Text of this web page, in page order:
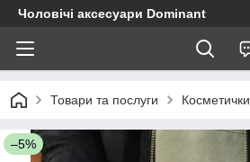
Чоловічі аксесуари Dominant
Товари та послуги Косметички
–5%